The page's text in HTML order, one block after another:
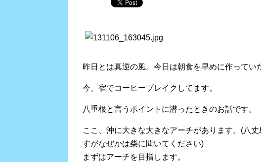
昨日とは真逆の風。今日は朝食を早めに作ってい
今、宿でコーヒーブレイクしてます。
八重根と言うポイントに潜ったときのお話です。
ここ、沖に大きな大きなアーチがあります。(八
すがなぜかは柴に聞いてください)
まずはアーチを目指します。